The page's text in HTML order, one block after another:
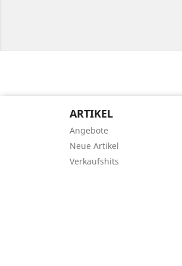
ARTIKEL
Angebote
Neue Artikel
Verkaufshits